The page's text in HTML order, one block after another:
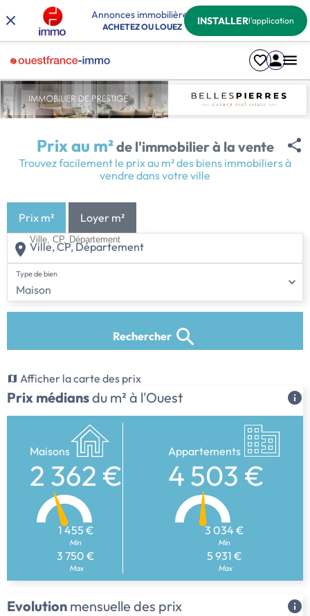
Annonces immobilières
ACHETEZ OU LOUEZ INSTALLERl'application
Prix au m²de l'immobilier à la vente
Trouvez facilement le prix au m² des biens immobiliers à
vendre dans votre ville
Prix m² Loyer m²
Ville, CP, Département
Type de bien
Maison
Rechercher
Afficher la carte des prix
Prix médiansdu m² à l'Ouest
Maisons
2 362 €
Min
1 455 €
3 750 €
Max
Appartements
4 503 €
Min
3 034 €
5 931 €
Max
Evolution mensuelle des prix